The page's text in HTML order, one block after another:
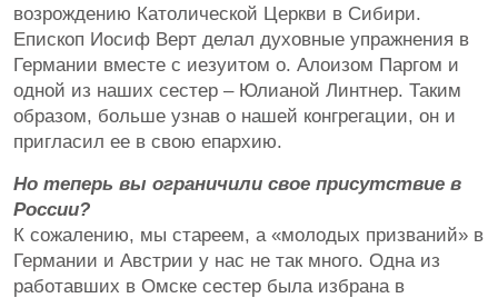
возрождению Католической Церкви в Сибири.
Епископ Иосиф Верт делал духовные упражнения в
Германии вместе с иезуитом о. Алоизом Паргом и
одной из наших сестер – Юлианой Линтнер. Таким
образом, больше узнав о нашей конгрегации, он и
пригласил ее в свою епархию.
Но теперь вы ограничили свое присутствие в
России?
К сожалению, мы стареем, а «молодых призваний» в
Германии и Австрии у нас не так много. Одна из
работавших в Омске сестер была избрана в